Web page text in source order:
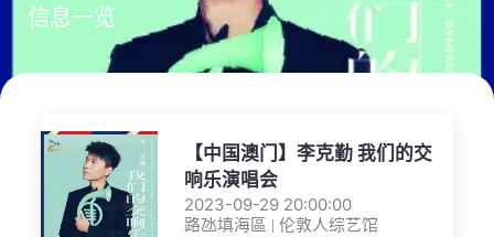
信息一览
【中国澳门】李克勤 我们的交
响乐演唱会
2023-09-29 20:00:00
路氹填海區 | 伦敦人综艺馆